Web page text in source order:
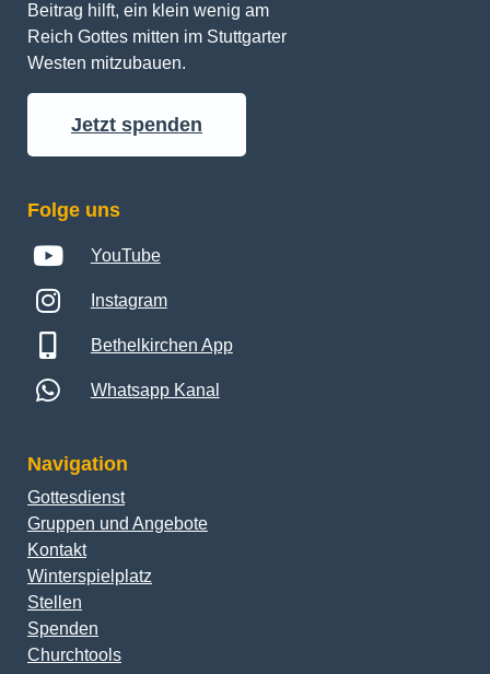
Beitrag hilft, ein klein wenig am
Reich Gottes mitten im Stuttgarter
Westen mitzubauen.
Jetzt spenden
Folge uns
YouTube
Instagram
Bethelkirchen App
Whatsapp Kanal
Navigation
Gottesdienst
Gruppen und Angebote
Kontakt
Winterspielplatz
Stellen
Spenden
Churchtools